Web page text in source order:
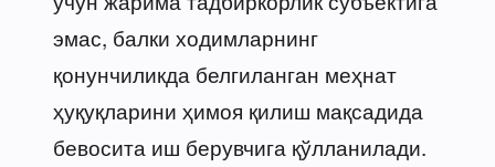
эмас, балки ходимларнинг
қонунчиликда белгиланган меҳнат
ҳуқуқларини ҳимоя қилиш мақсадида
бевосита иш берувчига қўлланилади.